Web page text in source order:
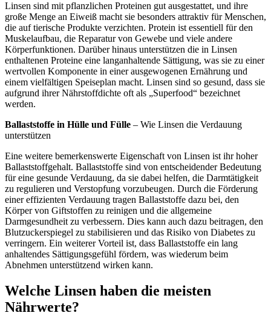
Linsen sind mit pflanzlichen Proteinen gut ausgestattet, und ihre
große Menge an Eiweiß macht sie besonders attraktiv für Menschen,
die auf tierische Produkte verzichten. Protein ist essentiell für den
Muskelaufbau, die Reparatur von Gewebe und viele andere
Körperfunktionen. Darüber hinaus unterstützen die in Linsen
enthaltenen Proteine eine langanhaltende Sättigung, was sie zu einer
wertvollen Komponente in einer ausgewogenen Ernährung und
einem vielfältigen Speiseplan macht. Linsen sind so gesund, dass sie
aufgrund ihrer Nährstoffdichte oft als „Superfood“ bezeichnet
werden.
Ballaststoffe in Hülle und Fülle – Wie Linsen die Verdauung
unterstützen
Eine weitere bemerkenswerte Eigenschaft von Linsen ist ihr hoher
Ballaststoffgehalt. Ballaststoffe sind von entscheidender Bedeutung
für eine gesunde Verdauung, da sie dabei helfen, die Darmtätigkeit
zu regulieren und Verstopfung vorzubeugen. Durch die Förderung
einer effizienten Verdauung tragen Ballaststoffe dazu bei, den
Körper von Giftstoffen zu reinigen und die allgemeine
Darmgesundheit zu verbessern. Dies kann auch dazu beitragen, den
Blutzuckerspiegel zu stabilisieren und das Risiko von Diabetes zu
verringern. Ein weiterer Vorteil ist, dass Ballaststoffe ein lang
anhaltendes Sättigungsgefühl fördern, was wiederum beim
Abnehmen unterstützend wirken kann.
Welche Linsen haben die meisten
Nährwerte?